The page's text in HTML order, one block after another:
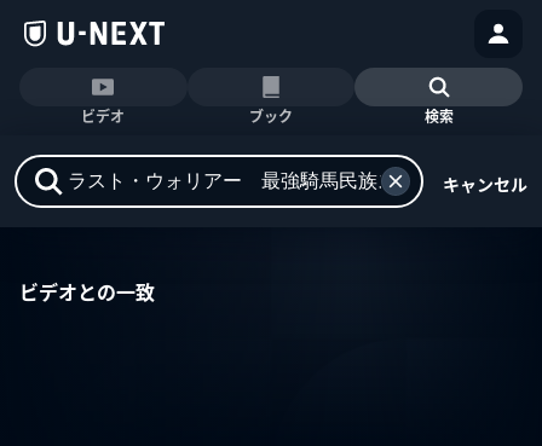
ビデオ ブック 検索
キャンセル
ビデオとの一致